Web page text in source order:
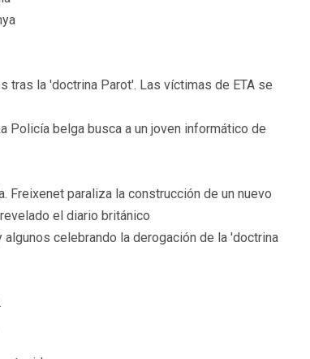
tras la 'doctrina Parot'. Las víctimas de ETA se
Policía belga busca a un joven informático de
Freixenet paraliza la construcción de un nuevo
el diario británico
celebrando la derogación de la 'doctrina